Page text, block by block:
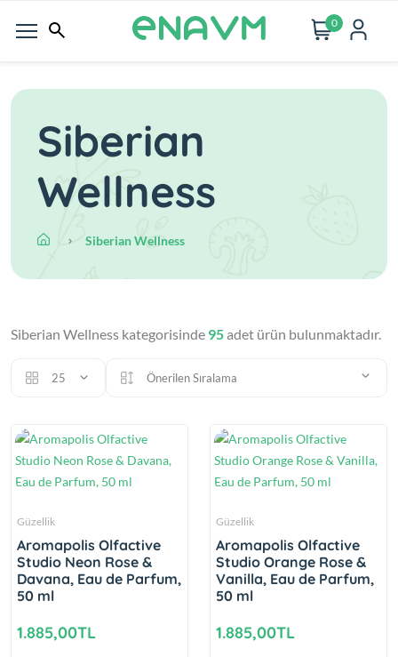
0
Siberian
Wellness
Siberian Wellness
Siberian Wellness kategorisinde 95adet ürün bulunmaktadır.
25 Önerilen Sıralama
Güzellik
Aromapolis Olfactive
Studio Neon Rose &
Davana, Eau de Parfum,
50 ml
1.885,00TL
Güzellik
Aromapolis Olfactive
Studio Orange Rose &
Vanilla, Eau de Parfum,
50 ml
1.885,00TL